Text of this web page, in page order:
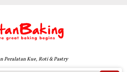
Peralatan Kue, Roti & Pastry